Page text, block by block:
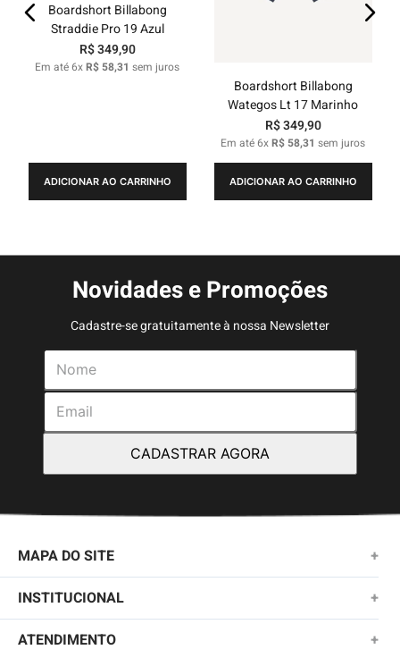
Boardshort Billabong
Straddie Pro 19 Azul
R$349,90
Em até6xR$ 58,31 sem juros
ADICIONAR AO CARRINHO
Boardshort Billabong
Wategos Lt 17 Marinho
R$349,90
Em até6xR$ 58,31 sem juros
ADICIONAR AO CARRINHO
Novidades e Promoções
Cadastre-se gratuitamente à nossa Newsletter
CADASTRAR AGORA
MAPA DO SITE +
NOVIDADES
MASCULINO
INSTITUCIONAL +
SOBRE NÓS
ATENDIMENTO +